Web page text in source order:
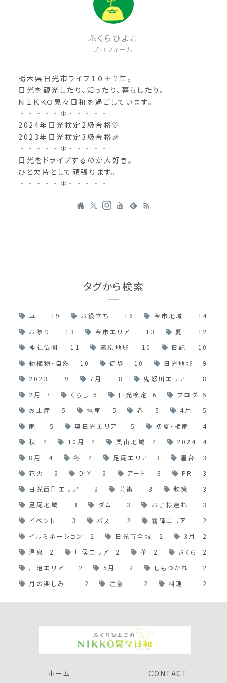
ふくらひよこ
プロフィール
栃木県日光市ライフ１０＋？年。
日光を観光したり、知ったり、暮らしたり。
ＮＩＫＫＯ晃々日和を過ごしています。
‐‐‐‐‐＊‐‐‐‐‐
2024年日光検定2級合格🎊
2023年日光検定3級合格🎉
‐‐‐‐‐＊‐‐‐‐‐
日光をドライブするのが大好き。
ひと欠片として頑張ります。
‐‐‐‐‐＊‐‐‐‐‐
タグから検索
車 19 お役立ち 16 今市地域
14
お祭り
13 今市エリア 13 夏
12
神社仏閣
11 藤原地域 10 日記
10
動植物・自然
10 徒歩 10 日光地域
9
2023
9 7月 8 鬼怒川エリア
8
2月
7 くらし 6 日光検定 6 ブログ
5
お土産
5 電車 5 春 5 4月
5
雨
5 奥日光エリア 5 初夏・梅雨
4
秋
4 10月 4 栗山地域 4 2024
4
8月
4 冬 4 足尾エリア 3 屋台
3
花火
3 DIY 3 アート 3 PR
3
日光西町エリア
3 芸術 3 散策
3
足尾地域
3 ダム 3 お子様連れ
3
イベント
3 バス 2 霧降エリア
2
イルミネーション
2 日光市全域 2 3月
2
温泉
2 川俣エリア 2 花 2 さくら
2
川治エリア
2 5月 2 しもつかれ
2
月の楽しみ
2 注意 2 料理 2
ホーム CONTACT